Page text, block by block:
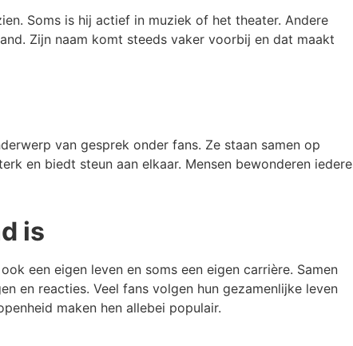
Soms is hij actief in muziek of het theater. Andere
Zijn naam komt steeds vaker voorbij en dat maakt
van gesprek onder fans. Ze staan samen op
en biedt steun aan elkaar. Mensen bewonderen iedere
is
een eigen leven en soms een eigen carrière. Samen
en reacties. Veel fans volgen hun gezamenlijke leven
maken hen allebei populair.